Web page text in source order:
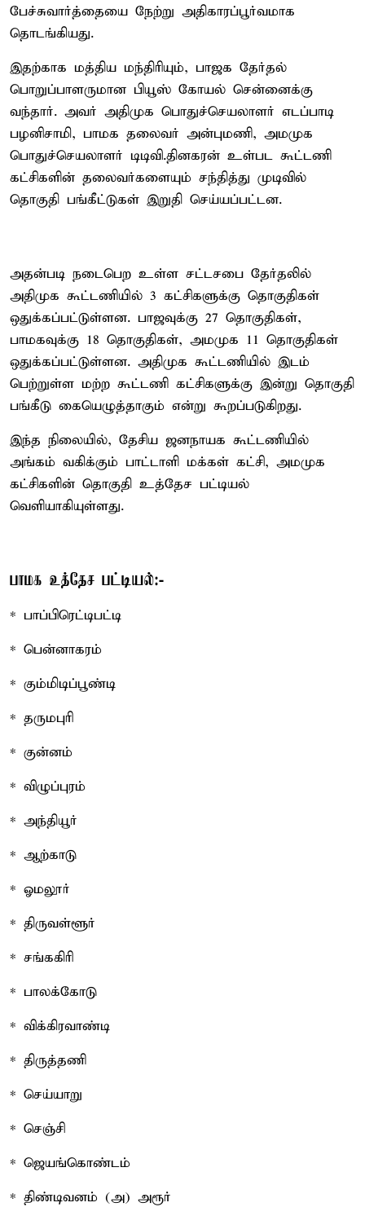
பேச்சுவார்த்தையை நேற்று அதிகாரப்பூர்வமாக
தொடங்கியது.
இதற்காக மத்திய மந்திரியும், பாஜக தேர்தல்
பொறுப்பாளருமான பியூஸ் கோயல் சென்னைக்கு
வந்தார். அவர் அதிமுக பொதுச்செயலாளர் எடப்பாடி
பழனிசாமி, பாமக தலைவர் அன்புமணி, அமமுக
பொதுச்செயலாளர் டிடிவி.தினகரன் உள்பட கூட்டணி
கட்சிகளின் தலைவர்களையும் சந்தித்து முடிவில்
தொகுதி பங்கீட்டுகள் இறுதி செய்யப்பட்டன.
அதன்படி நடைபெற உள்ள சட்டசபை தேர்தலில்
அதிமுக கூட்டணியில் 3 கட்சிகளுக்கு தொகுதிகள்
ஒதுக்கப்பட்டுள்ளன. பாஜவுக்கு 27 தொகுதிகள்,
பாமகவுக்கு 18 தொகுதிகள், அமமுக 11 தொகுதிகள்
ஒதுக்கப்பட்டுள்ளன. அதிமுக கூட்டணியில் இடம்
பெற்றுள்ள மற்ற கூட்டணி கட்சிகளுக்கு இன்று தொகுதி
பங்கீடு கையெழுத்தாகும் என்று கூறப்படுகிறது.
இந்த நிலையில், தேசிய ஜனநாயக கூட்டணியில்
அங்கம் வகிக்கும் பாட்டாளி மக்கள் கட்சி, அமமுக
கட்சிகளின் தொகுதி உத்தேச பட்டியல்
வெளியாகியுள்ளது.
பாமக உத்தேச பட்டியல்:-
* பாப்பிரெட்டிபட்டி
* பென்னாகரம்
* கும்மிடிப்பூண்டி
* தருமபுரி
* குன்னம்
* விழுப்புரம்
* அந்தியூர்
* ஆற்காடு
* ஓமலூர்
* திருவள்ளூர்
* சங்ககிரி
* பாலக்கோடு
* விக்கிரவாண்டி
* திருத்தணி
* செய்யாறு
* செஞ்சி
* ஜெயங்கொண்டம்
* திண்டிவனம் (அ) அரூர்